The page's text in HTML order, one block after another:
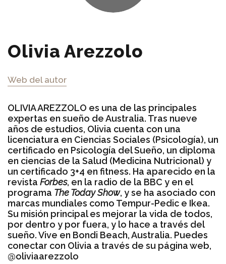
Olivia Arezzolo
Web del autor
OLIVIA AREZZOLO es una de las principales
expertas en sueño de Australia. Tras nueve
años de estudios, Olivia cuenta con una
licenciatura en Ciencias Sociales (Psicología), un
certificado en Psicología del Sueño, un diploma
en ciencias de la Salud (Medicina Nutricional) y
un certificado 3+4 en fitness. Ha aparecido en la
revista Forbes, en la radio de la BBC y en el
programa The Today Show, y se ha asociado con
marcas mundiales como Tempur-Pedic e Ikea.
Su misión principal es mejorar la vida de todos,
por dentro y por fuera, y lo hace a través del
sueño. Vive en Bondi Beach, Australia. Puedes
conectar con Olivia a través de su página web,
@oliviaarezzolo